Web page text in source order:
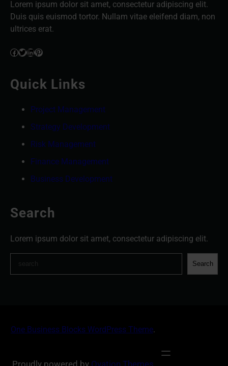
Lorem ipsum dolor sit amet, consectetur adipiscing elit.
Duis quis euismod tortor. Nullam vitae eleifend diam, non
ultrices erat.
Facebook Twitter LinkedIn Pinterest
Quick Links
Project Management
Strategy Development
Risk Management
Finance Management
Business Development
Search
Lorem ipsum dolor sit amet, consectetur adipiscing elit.
Search
One Business Blocks WordPress Theme.
Proudly powered by Ovation Themes